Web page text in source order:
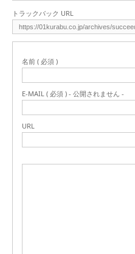
トラックバック URL
名前 ( 必須 )
E-MAIL ( 必須 ) - 公開されません -
URL